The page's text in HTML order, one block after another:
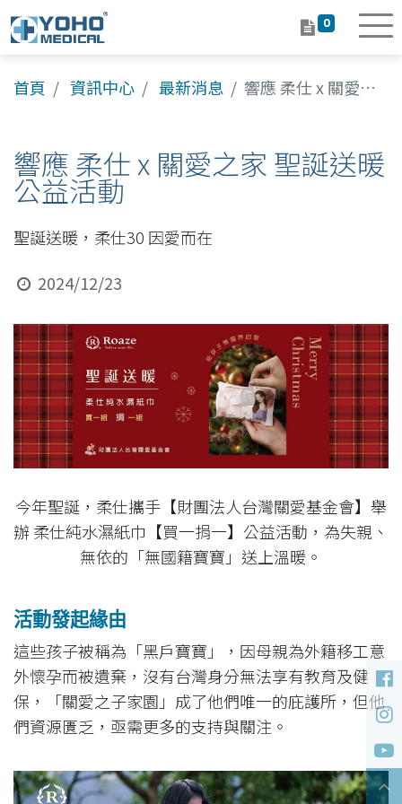
0
首頁 資訊中心 最新消息 響應 柔仕 x 關愛之家 聖誕送暖公益活動
響應 柔仕 x 關愛之家 聖誕送暖
公益活動
聖誕送暖，柔仕30 因愛而在
2024/12/23
今年聖誕，柔仕攜手【財團法人台灣關愛基金會】舉
辦 柔仕純水濕紙巾【買一捐一】公益活動，為失親、
無依的「無國籍寶寶」送上溫暖。
活動發起緣由
這些孩子被稱為「黑戶寶寶」，因母親為外籍移工意
外懷孕而被遺棄，沒有台灣身分無法享有教育及健
保，「關愛之子家園」成了他們唯一的庇護所，但他
們資源匱乏，亟需更多的支持與關注。